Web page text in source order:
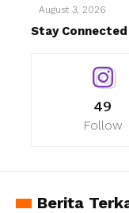
August 3, 2026
Stay Connected
49
Follow
Berita